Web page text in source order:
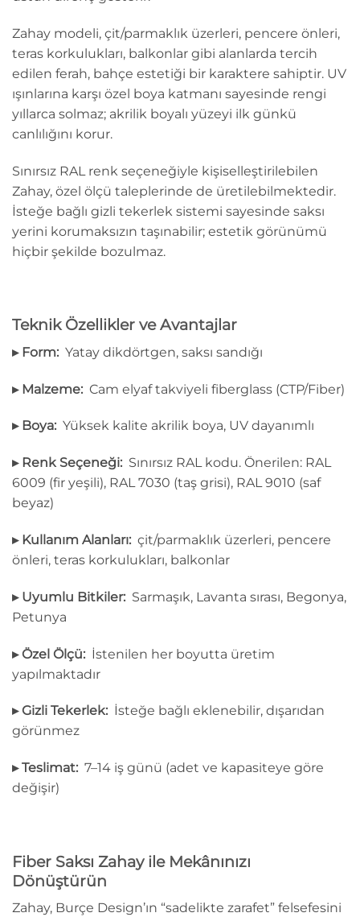
Zahay modeli, çit/parmaklık üzerleri, pencere önleri,
teras korkulukları, balkonlar gibi alanlarda tercih
edilen ferah, bahçe estetiği bir karaktere sahiptir. UV
ışınlarına karşı özel boya katmanı sayesinde rengi
yıllarca solmaz; akrilik boyalı yüzeyi ilk günkü
canlılığını korur.
Sınırsız RAL renk seçeneğiyle kişiselleştirilebilen
Zahay, özel ölçü taleplerinde de üretilebilmektedir.
İsteğe bağlı gizli tekerlek sistemi sayesinde saksı
yerini korumaksızın taşınabilir; estetik görünümü
hiçbir şekilde bozulmaz.
Teknik Özellikler ve Avantajlar
▸ Form: Yatay dikdörtgen, saksı sandığı
▸ Malzeme: Cam elyaf takviyeli fiberglass (CTP/Fiber)
▸ Boya: Yüksek kalite akrilik boya, UV dayanımlı
▸ Renk Seçeneği: Sınırsız RAL kodu. Önerilen: RAL
6009 (fir yeşili), RAL 7030 (taş grisi), RAL 9010 (saf
beyaz)
▸ Kullanım Alanları: çit/parmaklık üzerleri, pencere
önleri, teras korkulukları, balkonlar
▸ Uyumlu Bitkiler: Sarmaşık, Lavanta sırası, Begonya,
Petunya
▸ Özel Ölçü: İstenilen her boyutta üretim
yapılmaktadır
▸ Gizli Tekerlek: İsteğe bağlı eklenebilir, dışarıdan
görünmez
▸ Teslimat: 7–14 iş günü (adet ve kapasiteye göre
değişir)
Fiber Saksı Zahay ile Mekânınızı
Dönüştürün
Zahay, Burçe Design’ın “sadelikte zarafet” felsefesini